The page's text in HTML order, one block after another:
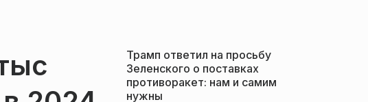
Трамп ответил на просьбу
Зеленского о поставках
противоракет: нам и самим
нужны